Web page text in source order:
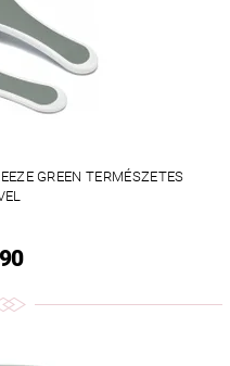
GREEN TERMÉSZETES